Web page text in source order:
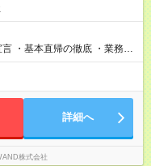
！毎⽉の収⼊に反映されま
毎月安定して収入を得るこ
す！ ≪平均的月収
輩も多数！） ≪⼊社1
成！ ≪月収例≫ 50
，100円／23歳・入社14年目
期間】試用期
用形態と給与に、本採用時
：中途採用（契約社員） 給
上記額にはみなし残業代を含
月 ※試用期間の2か月間は月
・基本直帰の徹底 ・業務内
業務完了
詳細へ
株式会社